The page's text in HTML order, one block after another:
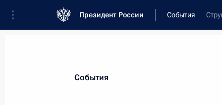
Президент России События
Новости
События